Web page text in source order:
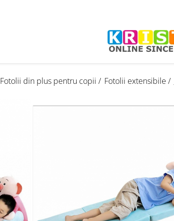
Fotolii din plus pentru copii / Fotolii extensibile /